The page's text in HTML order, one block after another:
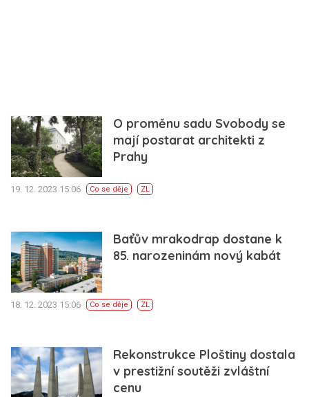
O proměnu sadu Svobody se
mají postarat architekti z
Prahy
19. 12. 2023 15:06 Co se děje ZL
Baťův mrakodrap dostane k
85. narozeninám nový kabát
18. 12. 2023 15:06 Co se děje ZL
Rekonstrukce Ploštiny dostala
v prestižní soutěži zvláštní
cenu